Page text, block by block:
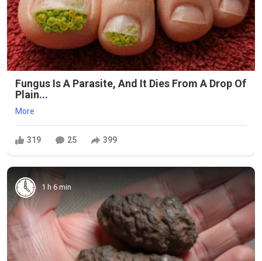
Fungus Is A Parasite, And It Dies From A Drop Of
Plain...
More
319 25 399
1 h 6 min